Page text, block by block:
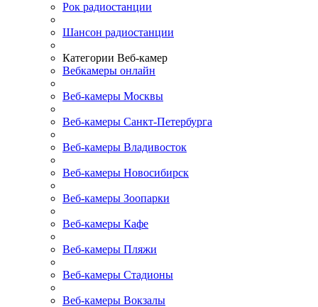
Рок радиостанции
Шансон радиостанции
Категории Веб-камер
Вебкамеры онлайн
Веб-камеры Москвы
Веб-камеры Санкт-Петербурга
Веб-камеры Владивосток
Веб-камеры Новосибирск
Веб-камеры Зоопарки
Веб-камеры Кафе
Веб-камеры Пляжи
Веб-камеры Стадионы
Веб-камеры Вокзалы